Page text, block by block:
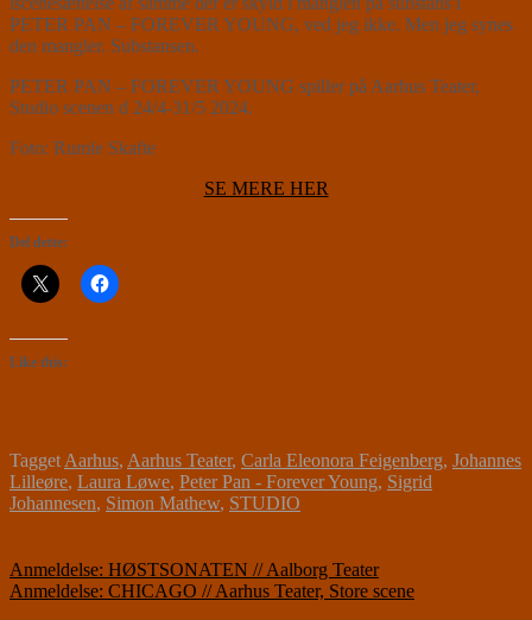
PETER PAN – FOREVER YOUNG, ved jeg ikke. Men jeg synes
den mangler. Substansen.
PETER PAN – FOREVER YOUNG spiller på Aarhus Teater,
Studio scenen d 24/4-31/5 2024.
Foto: Rumle Skafte
SE MERE HER
Del dette:
Like this:
TaggetAarhus, Aarhus Teater, Carla Eleonora Feigenberg, Johannes
Lilleøre, Laura Løwe, Peter Pan - Forever Young, Sigrid
Johannesen, Simon Mathew, STUDIO
Indlægsnavigation
Anmeldelse: HØSTSONATEN // Aalborg Teater
Anmeldelse: CHICAGO // Aarhus Teater, Store scene